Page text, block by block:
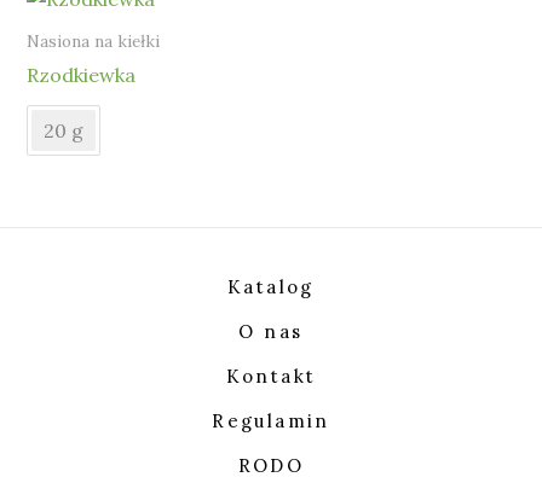
Nasiona na kiełki
Rzodkiewka
20 g
Katalog
O nas
Kontakt
Regulamin
RODO